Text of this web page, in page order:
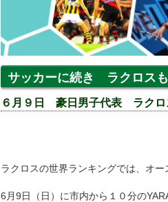
サッカーに続き ラクロス
６月９日 豪日男子代表 ラクロ
ラクロスの世界ランキングでは、オー
6月9日（日）に市内から１０分の